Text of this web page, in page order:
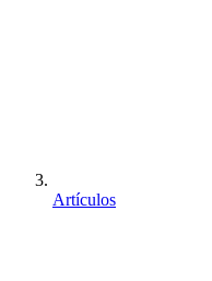
Artículos